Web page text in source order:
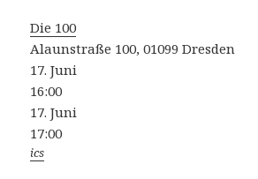
Die 100
Alaunstraße 100, 01099 Dresden
17. Juni
16:00
17. Juni
17:00
ics